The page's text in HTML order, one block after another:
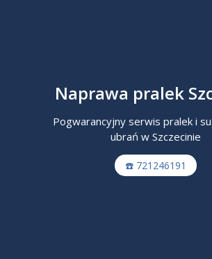
Naprawa pralek
Pogwarancyjny serwis pralek i
ubrań w Szczecinie
☎️ 721246191